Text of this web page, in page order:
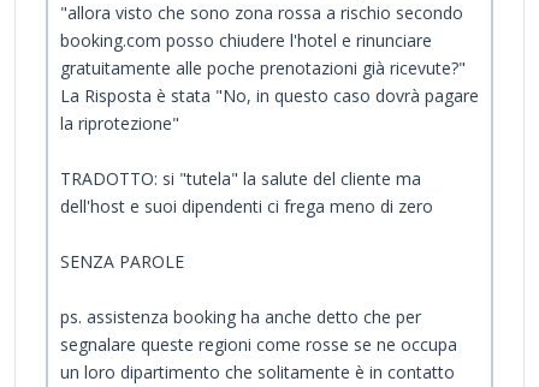
"allora visto che sono zona rossa a rischio secondo
booking.com posso chiudere l'hotel e rinunciare
gratuitamente alle poche prenotazioni già ricevute?"
La Risposta è stata "No, in questo caso dovrà pagare
la riprotezione"
TRADOTTO: si "tutela" la salute del cliente ma
dell'host e suoi dipendenti ci frega meno di zero
SENZA PAROLE
ps. assistenza booking ha anche detto che per
segnalare queste regioni come rosse se ne occupa
un loro dipartimento che solitamente è in contatto